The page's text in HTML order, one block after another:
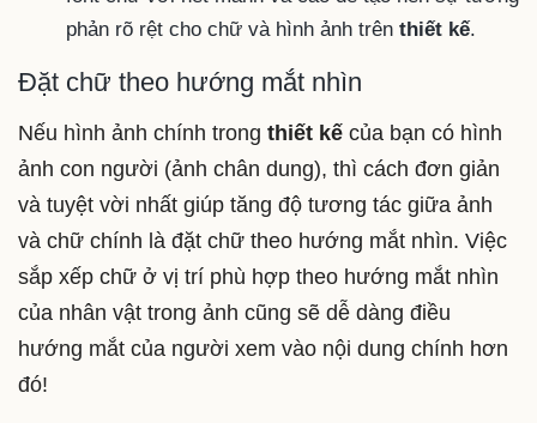
phản rõ rệt cho chữ và hình ảnh trên thiết kế.
Đặt chữ theo hướng mắt nhìn
Nếu hình ảnh chính trong thiết kế của bạn có hình
ảnh con người (ảnh chân dung), thì cách đơn giản
và tuyệt vời nhất giúp tăng độ tương tác giữa ảnh
và chữ chính là đặt chữ theo hướng mắt nhìn. Việc
sắp xếp chữ ở vị trí phù hợp theo hướng mắt nhìn
của nhân vật trong ảnh cũng sẽ dễ dàng điều
hướng mắt của người xem vào nội dung chính hơn
đó!